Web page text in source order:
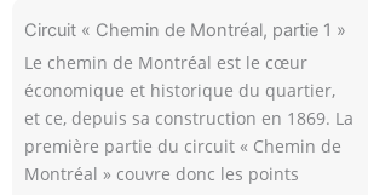
Circuit « Chemin de Montréal, partie 1 »
Le chemin de Montréal est le cœur
économique et historique du quartier,
et ce, depuis sa construction en 1869. La
première partie du circuit « Chemin de
Montréal » couvre donc les points